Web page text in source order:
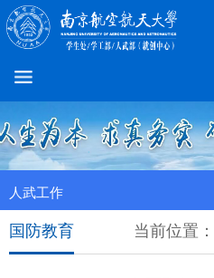
人武工作
当前位置：
国防教育